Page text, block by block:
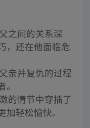
之间的关系深
，还在他面临危
亲并复仇的过程
的情节中穿插了
轻松愉快。